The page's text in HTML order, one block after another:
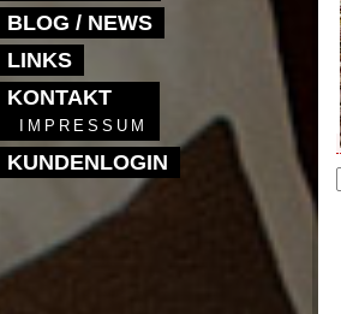
BLOG / NEWS
LINKS
KONTAKT
IMPRESSUM
KUNDENLOGIN